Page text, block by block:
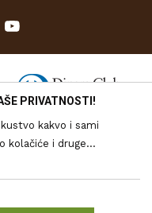
vjernom prikazu
potpunosti jamčiti točnost
no to ne znači da su
PRIVATNOSTI!
kakvo i sami
kolačiće i druge
osobni podaci. Voditelj
Obrada Vaših osobnih